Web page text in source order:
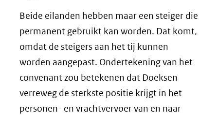
Beide eilanden hebben maar een steiger die
permanent gebruikt kan worden. Dat komt,
omdat de steigers aan het tij kunnen
worden aangepast. Ondertekening van het
convenant zou betekenen dat Doeksen
verreweg de sterkste positie krijgt in het
personen- en vrachtvervoer van en naar